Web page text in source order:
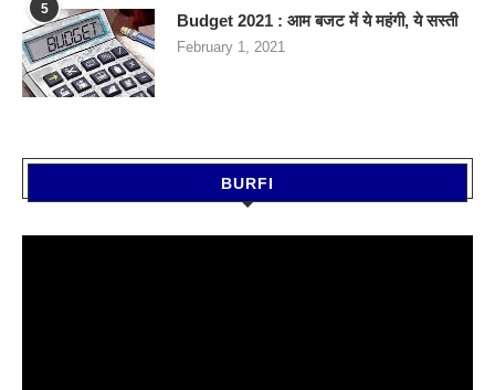
5
Budget 2021 : आम बजट में ये महंगी, ये सस्‍ती
February 1, 2021
BURFI